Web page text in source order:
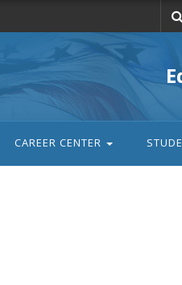
CAREER CENTER